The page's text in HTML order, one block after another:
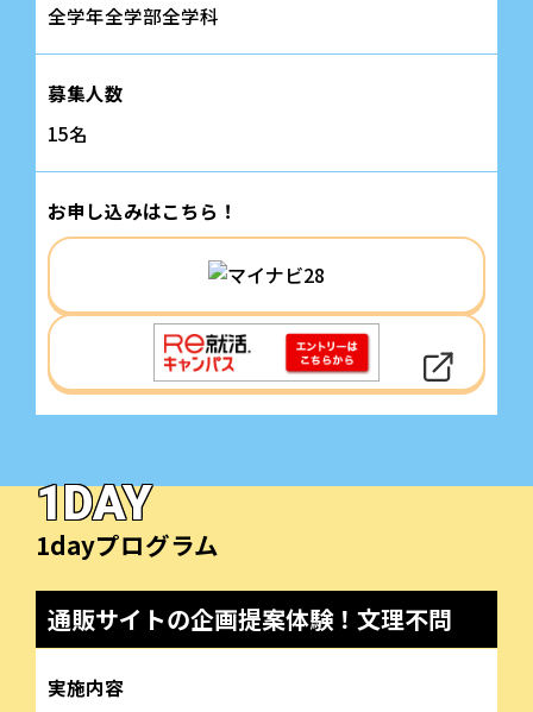
全学年全学部全学科
募集人数
15名
お申し込みはこちら！
1DAY
1dayプログラム
通販サイトの企画提案体験！文理不問
実施内容